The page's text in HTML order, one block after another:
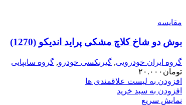
مقایسه
بوش دو شاخ کلاچ مشکی پراید اندیکو (1270)
گروه ایران خودرویی, گیربکسی خودرو, گروه سایپایی
تومان ۲۰.۰۰۰
افزودن به لیست علاقمندی ها
افزودن به سبد خرید
نمایش سریع